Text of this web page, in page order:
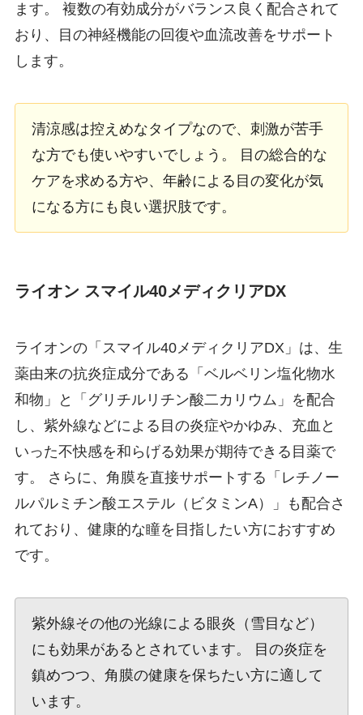
ます。 複数の有効成分がバランス良く配合されて
おり、目の神経機能の回復や血流改善をサポート
します。
清涼感は控えめなタイプなので、刺激が苦手
な方でも使いやすいでしょう。 目の総合的な
ケアを求める方や、年齢による目の変化が気
になる方にも良い選択肢です。
ライオン スマイル40メディクリアDX
ライオンの「スマイル40メディクリアDX」は、生
薬由来の抗炎症成分である「ベルベリン塩化物水
和物」と「グリチルリチン酸二カリウム」を配合
し、紫外線などによる目の炎症やかゆみ、充血と
いった不快感を和らげる効果が期待できる目薬で
す。 さらに、角膜を直接サポートする「レチノー
ルパルミチン酸エステル（ビタミンA）」も配合さ
れており、健康的な瞳を目指したい方におすすめ
です。
紫外線その他の光線による眼炎（雪目など）
にも効果があるとされています。 目の炎症を
鎮めつつ、角膜の健康を保ちたい方に適して
います。